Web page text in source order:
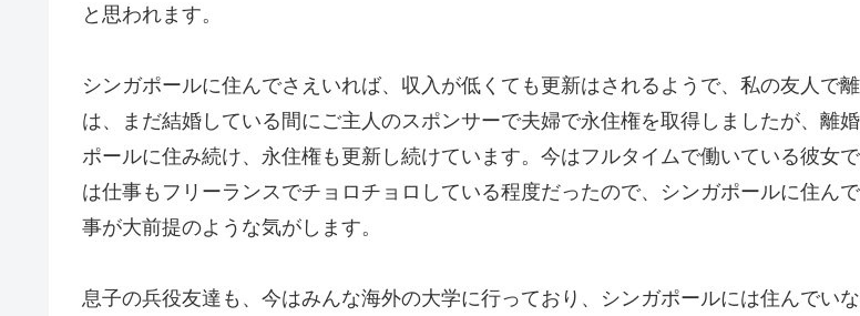
と思われます。
シンガポールに住んでさえいれば、収入が低くても更新はされるようで、私の友人で
は、まだ結婚している間にご主人のスポンサーで夫婦で永住権を取得しましたが、離
ポールに住み続け、永住権も更新し続けています。今はフルタイムで働いている彼女
は仕事もフリーランスでチョロチョロしている程度だったので、シンガポールに住ん
事が大前提のような気がします。
息子の兵役友達も、今はみんな海外の大学に行っており、シンガポールには住んでい